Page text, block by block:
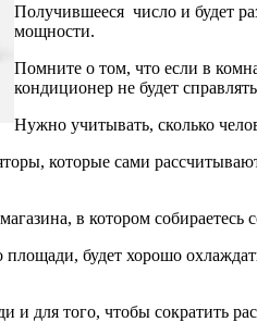
Получившееся число и будет
мощности.
Помните о том, что если в
кондиционер не будет
Нужно учитывать, сколько
которые сами
в котором
будет хорошо
для того, чтобы сократить